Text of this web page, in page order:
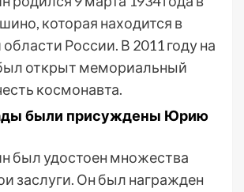
которая находится в
России. В 2011 году на
открыт мемориальный
космонавта.
были присуждены Юрию
был удостоен множества
заслуги. Он был награжден